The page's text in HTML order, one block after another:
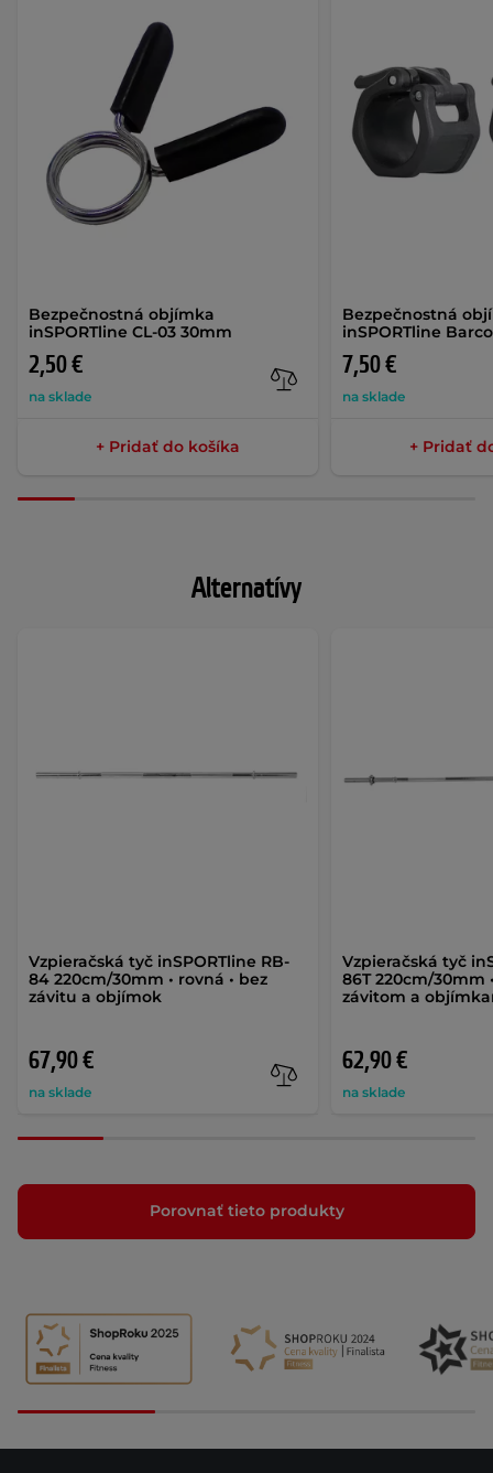
Bezpečnostná objímka
inSPORTline CL-03 30mm
2,50 €
na sklade
+ Pridať do košíka
Bezpečnostná
inSPORTline
7,50 €
na sklade
+ Pridať
Alternatívy
Vzpieračská tyč inSPORTline RB-
84 220cm/30mm • rovná • bez
závitu a objímok
67,90 €
na sklade
Vzpieračská tyč
86T 220cm/30mm
závitom a
62,90 €
na sklade
Porovnať tieto produkty